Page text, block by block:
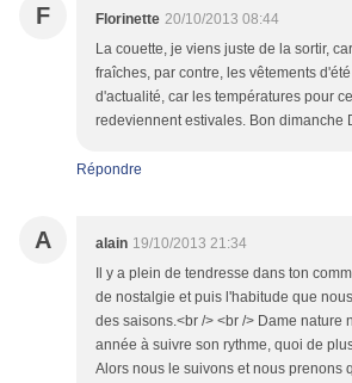
F Florinette 20/10/2013 08:44
La couette, je viens juste de la sortir,
fraîches, par contre, les vêtements
d'actualité, car les températures pour
redeviennent estivales. Bon dimanche
Répondre
A alain 19/10/2013 21:34
Il y a plein de tendresse dans ton
de nostalgie et puis l'habitude que
des saisons.<br /> <br /> Dame nature
année à suivre son rythme, quoi de
Alors nous le suivons et nous prenons